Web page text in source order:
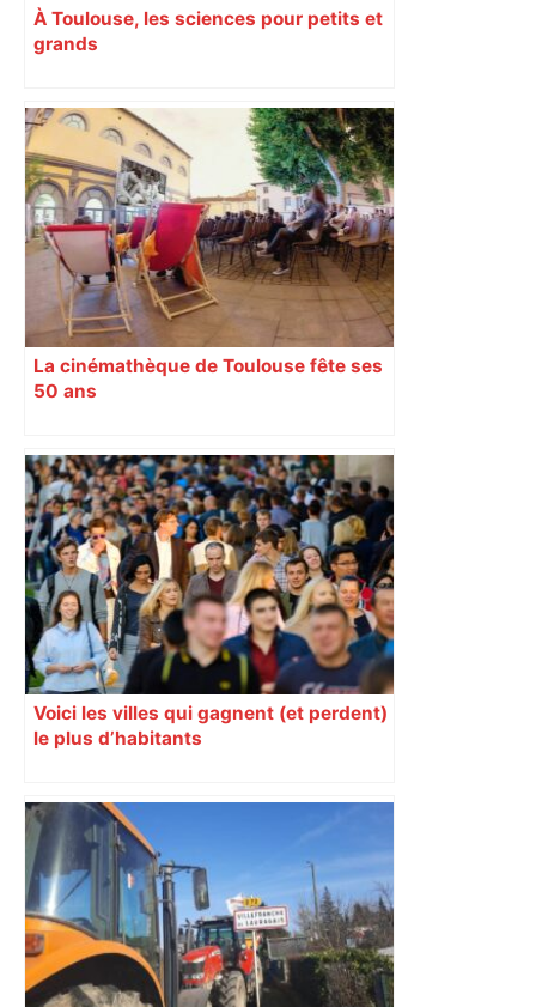
À Toulouse, les sciences pour petits et
grands
La cinémathèque de Toulouse fête ses
50 ans
Voici les villes qui gagnent (et perdent)
le plus d’habitants